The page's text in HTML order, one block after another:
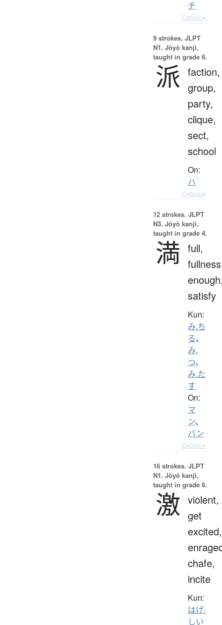
チ
Details ▸
9 strokes. JLPT
N1. Jōyō kanji,
taught in grade 6.
派 faction,
group,
party,
clique,
sect,
school
On:
ハ
Details ▸
12 strokes. JLPT
N3. Jōyō kanji,
taught in grade 4.
満 full,
satisfy
Kun:
み.ち
る、
み.
つ、
み.た
す
On:
マ
ン、
バン
Details ▸
16 strokes. JLPT
N1. Jōyō kanji,
taught in grade 6.
激 violent,
get
excited,
chafe,
incite
Kun:
はげ.
しい